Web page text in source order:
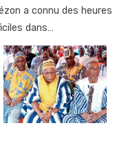
a connu des heures
dans…